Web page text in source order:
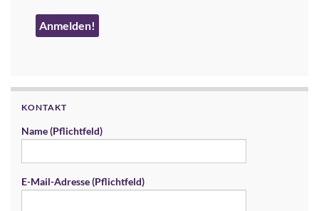
KONTAKT
Name (Pflichtfeld)
E-Mail-Adresse (Pflichtfeld)